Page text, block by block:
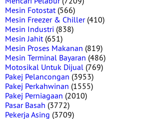
Mesin Fotostat(566)
Mesin Freezer & Chiller(410)
Mesin Industri (838)
Mesin Jahit(651)
Mesin Proses Makanan (819)
Mesin Terminal Bayaran (486)
Motosikal Untuk Dijual (769)
Pakej Pelancongan (3953)
Pakej Perkahwinan (1555)
Pakej Perniagaan (2010)
Pasar Basah (3772)
Pekerja Asing (3709)